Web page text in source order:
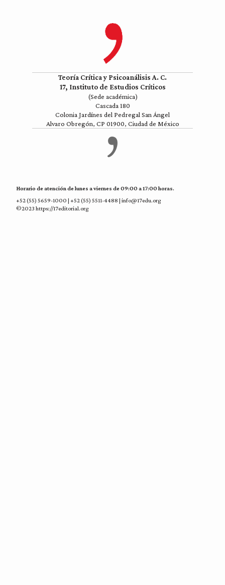
Teoría Crítica y Psicoanálisis A. C.
17, Instituto de Estudios Críticos
(Sede académica)
Cascada 180
Colonia Jardínes del Pedregal San Ángel
Alvaro Obregón, CP 01900, Ciudad de México
Horario de atención de lunes a viernes de 09:00 a 17:00 horas.
+52 (55) 5659-1000 | +52 (55) 5511-4488 | info@17edu.org
©2023 https://17editorial.org